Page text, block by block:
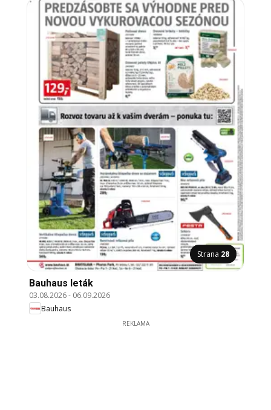
Strana 28
Bauhaus leták
03.08.2026- 06.09.2026
Bauhaus
REKLAMA